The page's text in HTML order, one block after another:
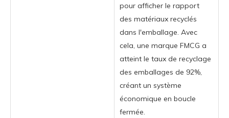
pour afficher le rapport
des matériaux recyclés
dans l'emballage. Avec
cela, une marque FMCG a
atteint le taux de recyclage
des emballages de 92%,
créant un système
économique en boucle
fermée.